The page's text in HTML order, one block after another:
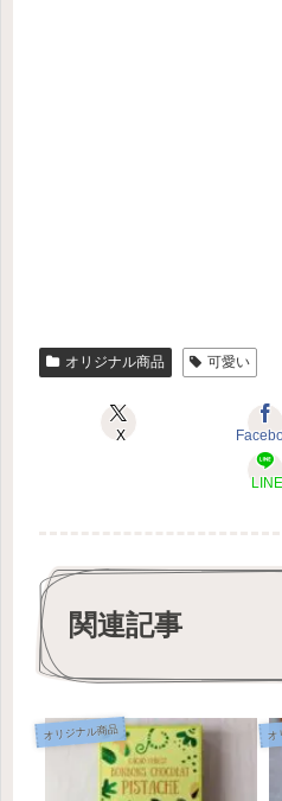
オリジナル商品 可愛い
X
LINE
関連記事
オリジナル商品 オ